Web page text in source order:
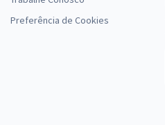
Preferência de Cookies